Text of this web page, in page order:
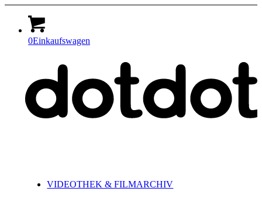
0Einkaufswagen
VIDEOTHEK & FILMARCHIV